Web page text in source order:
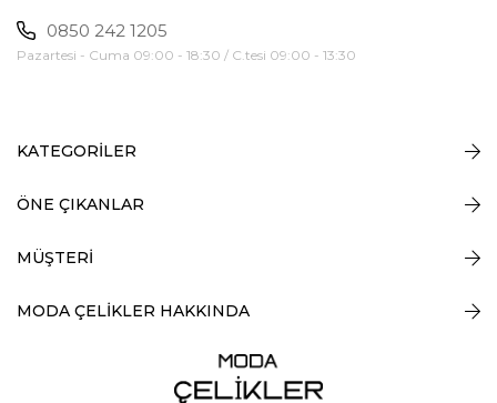
0850 242 1205
Pazartesi - Cuma 09:00 - 18:30 / C.tesi 09:00 - 13:30
KATEGORİLER
ÖNE ÇIKANLAR
MÜŞTERİ
MODA ÇELİKLER HAKKINDA